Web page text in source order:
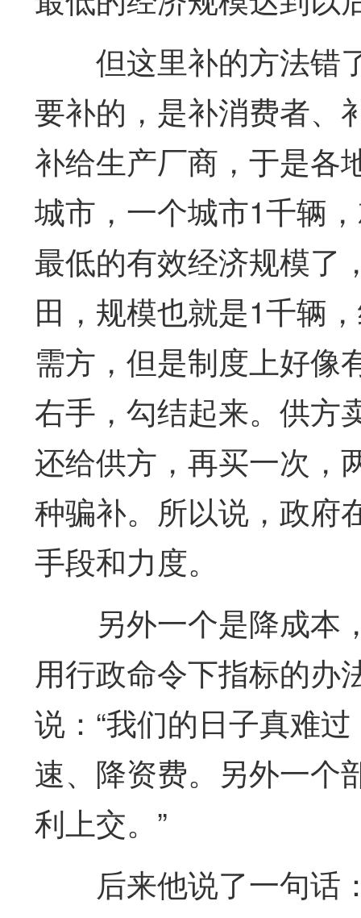
但这里补的方法错
要补的，是补消费者、
补给生产厂商，于是各
城市，一个城市1千辆
最低的有效经济规模了
田，规模也就是1千辆
需方，但是制度上好像
右手，勾结起来。供方
还给供方，再买一次，
种骗补。所以说，政府
手段和力度。
另外一个是降成本
用行政命令下指标的办
说：“我们的日子真难
速、降资费。另外一个
利上交。”
后来他说了一句话